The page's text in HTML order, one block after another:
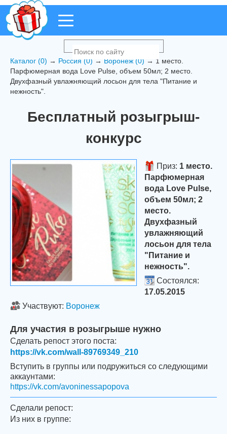
Каталог (0) → Россия (0) → Воронеж (0) → 1 место.
Парфюмерная вода Love Pulse, объем 50мл; 2 место.
Двухфазный увлажняющий лосьон для тела "Питание и
нежность".
Бесплатный розыгрыш-
конкурс
Приз: 1 место.
Парфюмерная
вода Love Pulse,
объем 50мл; 2
место.
Двухфазный
увлажняющий
лосьон для тела
"Питание и
нежность".
Состоялся:
17.05.2015
Участвуют: Воронеж
Для участия в розыгрыше нужно
Сделать репост этого поста:
https://vk.com/wall-89769349_210
Вступить в группы или подружиться со следующими
аккаунтами:
https://vk.com/avoninessapopova
Сделали репост:
Из них в группе: